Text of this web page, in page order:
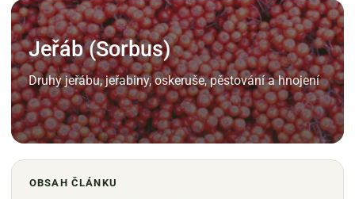
Jeřáb (Sorbus)
Druhy jeřábu, jeřabiny, oskeruše, pěstování a hnojení
OBSAH ČLÁNKU